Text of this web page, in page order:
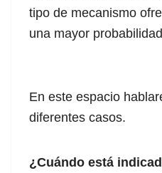
tipo de mecanismo
una mayor
En este espacio
diferentes casos.
¿Cuándo está